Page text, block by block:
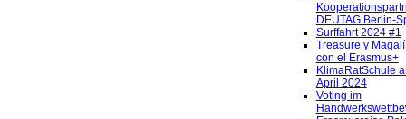
DEUTAG Berlin-
Surffahrt 2024 #1
Treasure y
con el Erasmus+
KlimaRatSchule
April 2024
Voting im